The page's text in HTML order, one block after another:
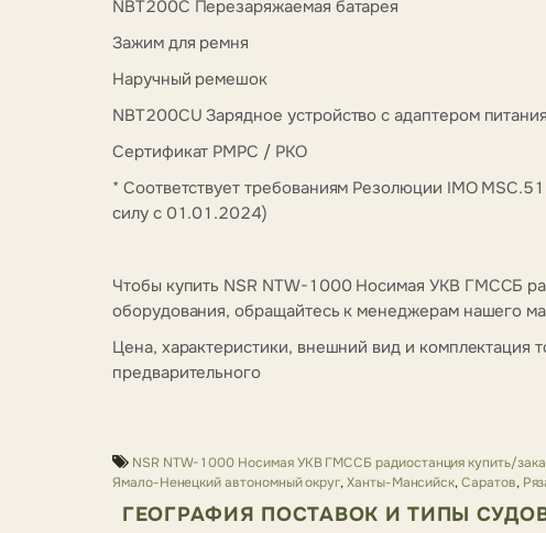
NBT200C Перезаряжаемая батарея
Зажим для ремня
Наручный ремешок
NBT200CU Зарядное устройство с адаптером питания
Сертификат РМРС / РКО
* Соответствует требованиям Резолюции IMO
силу с 01.01.2024)
Чтобы купить NSR NTW-1000 Носимая УКВ ГМССБ
оборудования, обращайтесь к менеджерам нашего
Цена, характеристики, внешний вид и комплектация
предварительного
NSR NTW-1000 Носимая УКВ ГМССБ радиостанция купить/
Ямало-Ненецкий автономный округ,Ханты-Мансийск,Саратов,
ГЕОГРАФИЯ ПОСТАВОК И ТИПЫ